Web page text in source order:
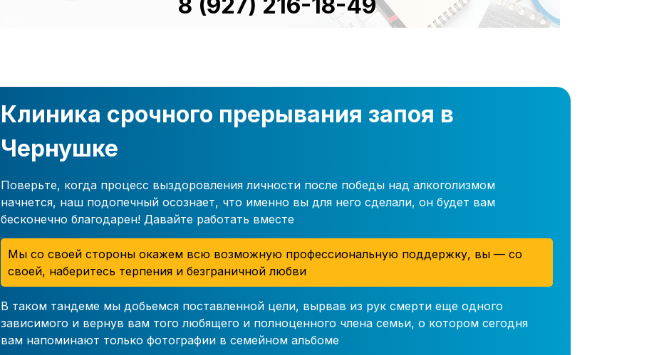
Клиника срочного прерывания запоя в
Чернушке
Поверьте, когда процесс выздоровления личности после победы над алкоголизмом
начнется, наш подопечный осознает, что именно вы для него сделали, он будет вам
бесконечно благодарен! Давайте работать вместе
Мы со своей стороны окажем всю возможную профессиональную поддержку, вы — со
своей, наберитесь терпения и безграничной любви
В таком тандеме мы добьемся поставленной цели, вырвав из рук смерти еще одного
зависимого и вернув вам того любящего и полноценного члена семьи, о котором сегодня
вам напоминают только фотографии в семейном альбоме